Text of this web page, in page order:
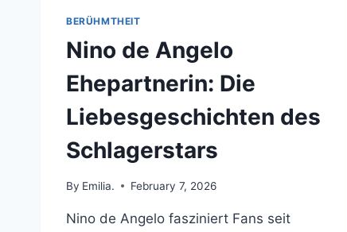
BERÜHMTHEIT
Nino de Angelo
Ehepartnerin: Die
Liebesgeschichten des
Schlagerstars
By Emilia. February 7, 2026
Nino de Angelo fasziniert Fans seit